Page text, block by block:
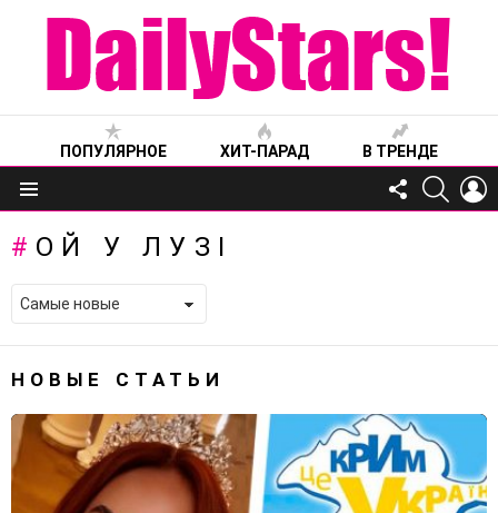
ПОПУЛЯРНОЕ ХИТ-ПАРАД В ТРЕНДЕ
Меню
FOLLOW
US
ОЙ У ЛУЗІ
НОВЫЕ СТАТЬИ